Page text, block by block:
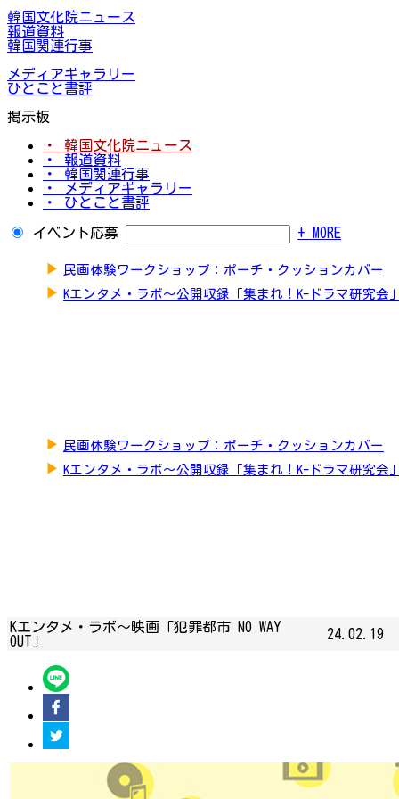
韓国文化院ニュース
報道資料
韓国関連行事
メディアギャラリー
ひとこと書評
掲示板
・ 韓国文化院ニュース
・ 報道資料
・ 韓国関連行事
・ メディアギャラリー
・ ひとこと書評
イベント応募 + MORE
▶ 民画体験ワークショップ：ポーチ・クッションカバー
▶ Kエンタメ・ラボ～公開収録「集まれ！K-ドラマ研究会
▶ 民画体験ワークショップ：ポーチ・クッションカバー
▶ Kエンタメ・ラボ～公開収録「集まれ！K-ドラマ研究会
Kエンタメ・ラボ～映画「犯罪都市 NO WAY
OUT」
24.02.19